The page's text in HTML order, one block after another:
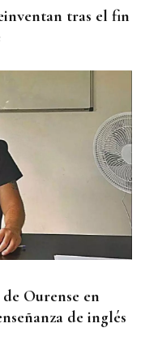
tras el fin
Ourense en
de inglés